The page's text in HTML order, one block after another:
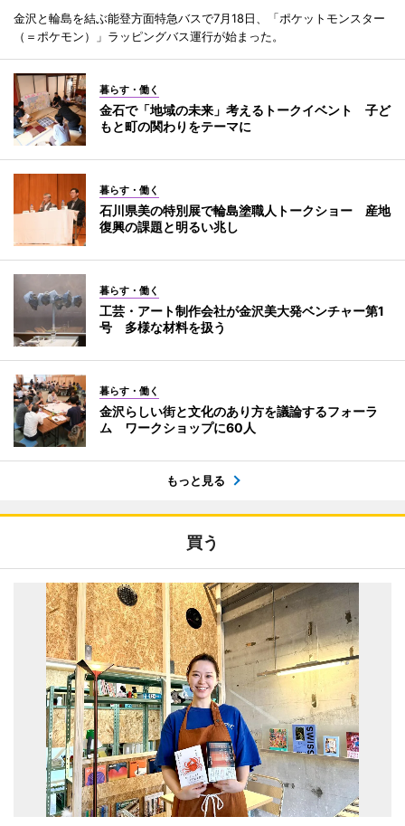
金沢と輪島を結ぶ能登方面特急バスで7月18日、「ポケットモンスター
（＝ポケモン）」ラッピングバス運行が始まった。
暮らす・働く
金石で「地域の未来」考えるトークイベント 子ど
もと町の関わりをテーマに
暮らす・働く
石川県美の特別展で輪島塗職人トークショー 産地
復興の課題と明るい兆し
暮らす・働く
工芸・アート制作会社が金沢美大発ベンチャー第1
号 多様な材料を扱う
暮らす・働く
金沢らしい街と文化のあり方を議論するフォーラ
ム ワークショップに60人
もっと見る
買う